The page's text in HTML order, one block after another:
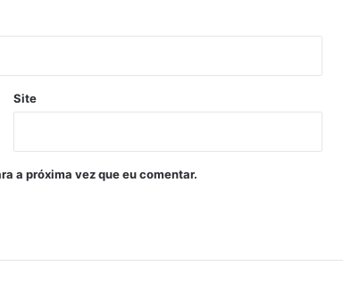
Site
a próxima vez que eu comentar.